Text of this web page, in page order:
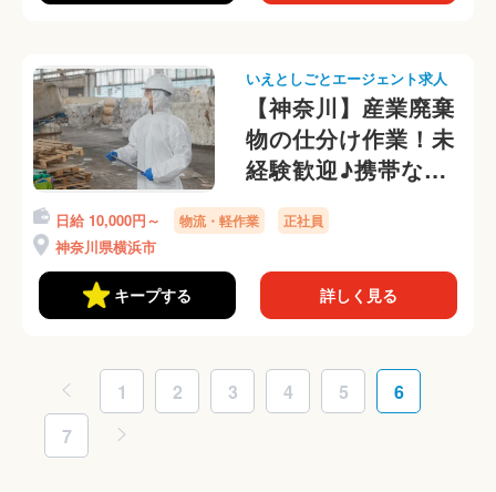
いえとしごとエージェント求人
【神奈川】産業廃棄
物の仕分け作業！未
経験歓迎♪携帯なし
OK◎
日給 10,000円～ 物流・軽作業 正社員
神奈川県横浜市
キープする 詳しく見る
1 2 3 4 5
6
7